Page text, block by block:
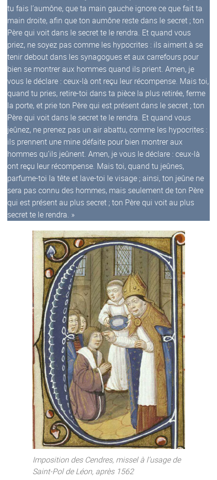
tu fais l’aumône, que ta main gauche ignore ce que fait ta
main droite, afin que ton aumône reste dans le secret ; ton
Père qui voit dans le secret te le rendra. Et quand vous
priez, ne soyez pas comme les hypocrites : ils aiment à se
tenir debout dans les synagogues et aux carrefours pour
bien se montrer aux hommes quand ils prient. Amen, je
vous le déclare : ceux-là ont reçu leur récompense. Mais toi,
quand tu pries, retire-toi dans ta pièce la plus retirée, ferme
la porte, et prie ton Père qui est présent dans le secret ; ton
Père qui voit dans le secret te le rendra. Et quand vous
jeûnez, ne prenez pas un air abattu, comme les hypocrites :
ils prennent une mine défaite pour bien montrer aux
hommes qu’ils jeûnent. Amen, je vous le déclare : ceux-là
ont reçu leur récompense. Mais toi, quand tu jeûnes,
parfume-toi la tête et lave-toi le visage ; ainsi, ton jeûne ne
sera pas connu des hommes, mais seulement de ton Père
qui est présent au plus secret ; ton Père qui voit au plus
secret te le rendra. »
Imposition des Cendres, missel à l’usage de
Saint-Pol de Léon, après 1562